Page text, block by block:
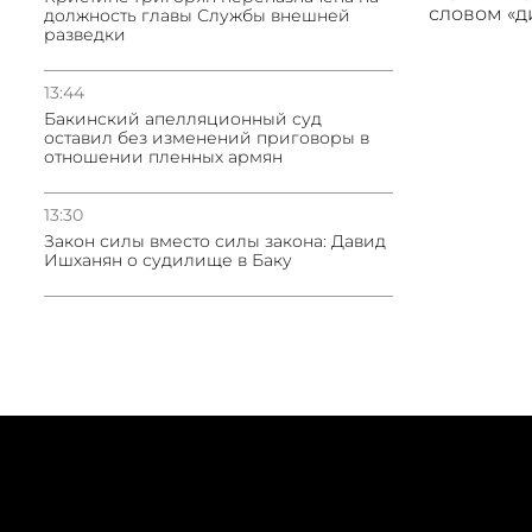
должность главы Службы внешней
разведки
13:44
Бакинский апелляционный суд
оставил без изменений приговоры в
отношении пленных армян
13:30
Закон силы вместо силы закона: Давид
Ишханян о судилище в Баку
словом